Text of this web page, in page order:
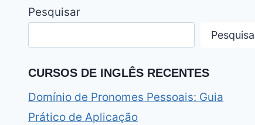
Pesquisar
CURSOS DE INGLÊS RECENTES
Domínio de Pronomes Pessoais: Guia
Prático de Aplicação